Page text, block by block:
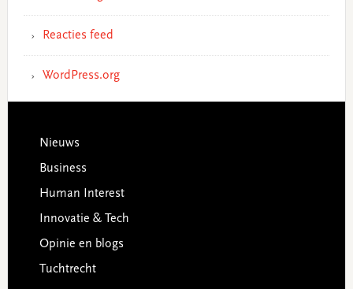
Reacties feed
WordPress.org
Footer
Nieuws
Business
Human Interest
Innovatie & Tech
Opinie en blogs
Tuchtrecht